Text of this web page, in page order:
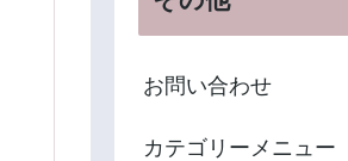
お問い合わせ
カテゴリーメニュー